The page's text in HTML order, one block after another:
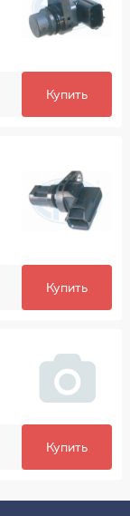
Купить
Купить
Купить